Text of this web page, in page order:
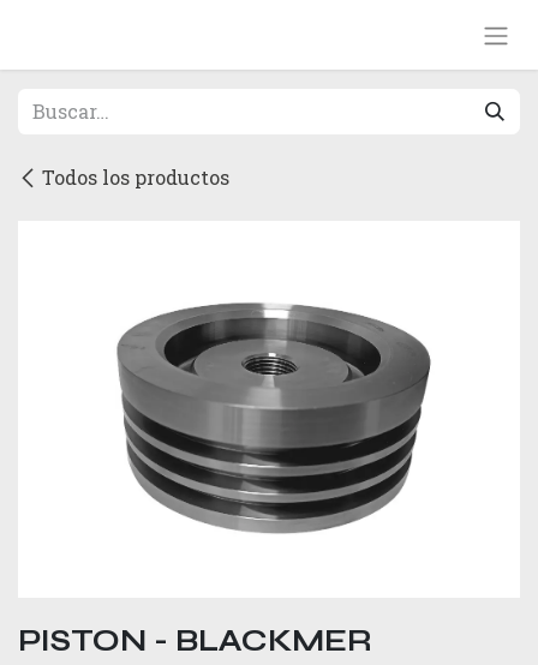
Todos los productos
PISTON - BLACKMER